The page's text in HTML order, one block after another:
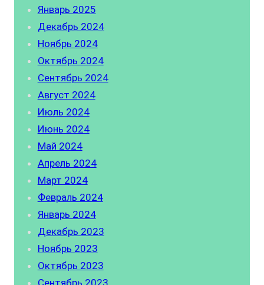
Январь 2025
Декабрь 2024
Ноябрь 2024
Октябрь 2024
Сентябрь 2024
Август 2024
Июль 2024
Июнь 2024
Май 2024
Апрель 2024
Март 2024
Февраль 2024
Январь 2024
Декабрь 2023
Ноябрь 2023
Октябрь 2023